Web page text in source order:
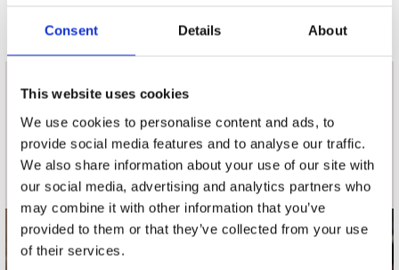
Consent Details About
This website uses cookies
We use cookies to personalise content and ads, to
provide social media features and to analyse our traffic.
We also share information about your use of our site with
our social media, advertising and analytics partners who
may combine it with other information that you’ve
provided to them or that they’ve collected from your use
of their services.
Schrijf je in
contact